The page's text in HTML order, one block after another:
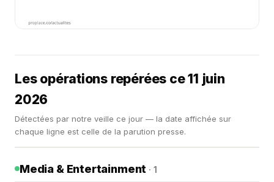
Les opérations repérées ce 11 juin
2026
Détectées par notre veille ce jour — la date affichée sur
chaque ligne est celle de la parution presse.
Media & Entertainment · 1